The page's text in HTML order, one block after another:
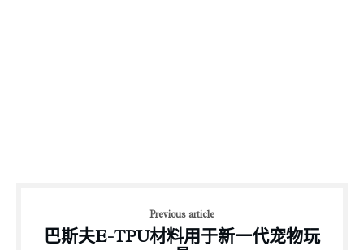
Previous article
巴斯夫E-TPU材料用于新一代宠物玩